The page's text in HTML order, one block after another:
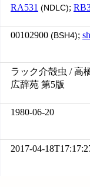
RA531 (NDLC);
00102900 (BSH4);
ラック介殻虫 / 高
広辞苑 第5版
1980-06-20
2017-04-